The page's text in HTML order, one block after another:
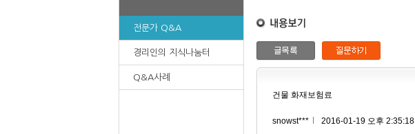
전문가 Q&A
경리인의 지식나눔터
Q&A사례
건물 화재보험료
snowst*** 2016-01-19 오후 2:35:18